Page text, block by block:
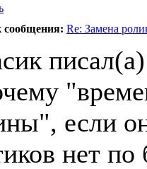
сообщения: Re: Замена
если
нет по